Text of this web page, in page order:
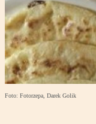
Foto: Fotorzepa, Darek Golik